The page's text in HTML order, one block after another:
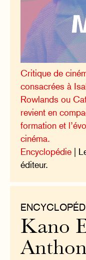
Critique de
consacrées à
Rowlands ou
revient en
formation et
cinéma.
Encyclopédie |
éditeur.
Kano